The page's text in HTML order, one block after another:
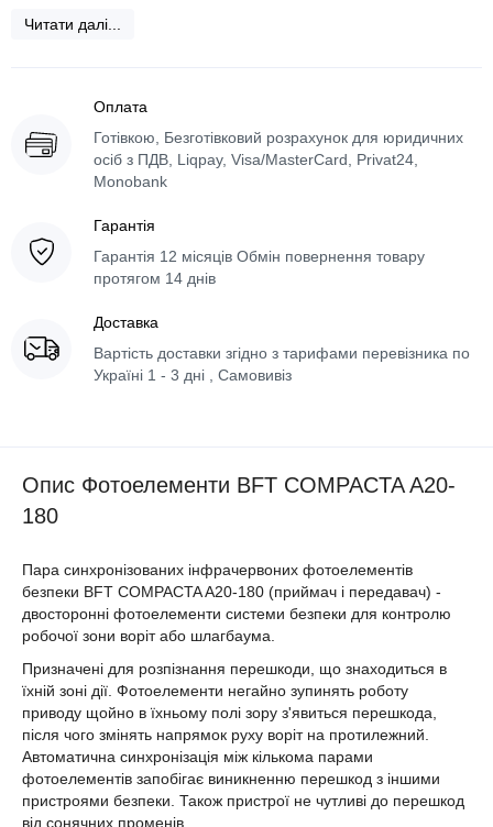
Читати далі...
Оплата
Готівкою, Безготівковий розрахунок для юридичних
осіб з ПДВ, Liqpay, Visa/MasterCard, Privat24,
Monobank
Гарантія
Гарантія 12 місяців Обмін повернення товару
протягом 14 днів
Доставка
Вартість доставки згідно з тарифами перевізника по
Україні 1 - 3 дні , Самовивіз
Опис Фотоелементи BFT COMPACTA A20-
180
Пара синхронізованих інфрачервоних фотоелементів
безпеки BFT COMPACTA A20-180 (приймач і передавач) -
двосторонні фотоелементи системи безпеки для контролю
робочої зони воріт або шлагбаума.
Призначені для розпізнання перешкоди, що знаходиться в
їхній зоні дії. Фотоелементи негайно зупинять роботу
приводу щойно в їхньому полі зору з'явиться перешкода,
після чого змінять напрямок руху воріт на протилежний.
Автоматична синхронізація між кількома парами
фотоелементів запобігає виникненню перешкод з іншими
пристроями безпеки. Також пристрої не чутливі до перешкод
від сонячних променів.